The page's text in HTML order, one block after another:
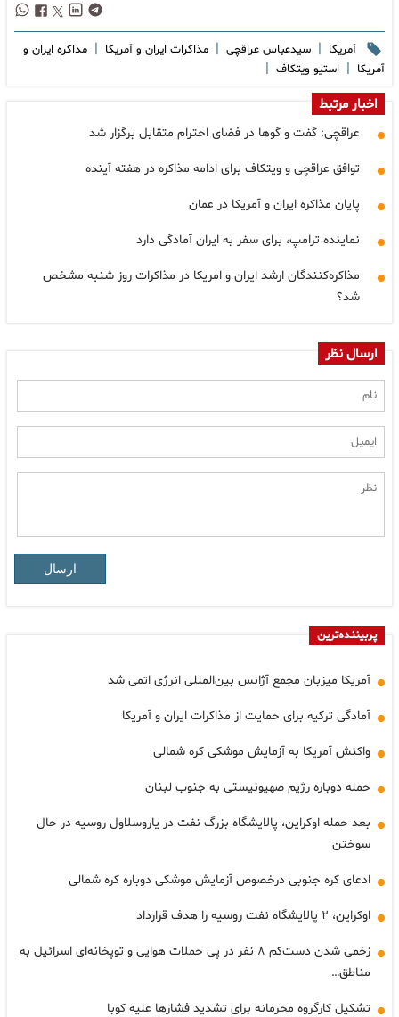
آمریکا | سیدعباس عراقچی | مذاکرات ایران و آمریکا | مذاکره ایران و
آمریکا | استیو ویتکاف |
اخبار مرتبط
عراقچی: گفت و گوها در فضای احترام متقابل برگزار شد
توافق عراقچی و ویتکاف برای ادامه مذاکره در هفته آینده
پایان مذاکره ایران و آمریکا در عمان
نماینده ترامپ، برای سفر به ایران آمادگی دارد
مذاکره‌کنندگان ارشد ایران و امریکا در مذاکرات روز شنبه مشخص
شد؟
ارسال نظر
ارسال
پربیننده‌ترین
آمریکا میزبان مجمع آژانس بین‌المللی انرژی اتمی شد
آمادگی ترکیه برای حمایت از مذاکرات ایران و آمریکا
واکنش آمریکا به آزمایش موشکی کره شمالی
حمله دوباره رژیم صهیونیستی به جنوب لبنان
بعد حمله اوکراین، پالایشگاه بزرگ نفت در یاروسلاول روسیه در حال
سوختن
ادعای کره جنوبی درخصوص آزمایش موشکی دوباره کره شمالی
اوکراین، ۲ پالایشگاه نفت روسیه را هدف قرارداد
زخمی شدن دست‌کم ۸ نفر در پی حملات هوایی و توپخانه‌ای اسرائیل به
مناطق…
تشکیل کارگروه محرمانه برای تشدید فشارها علیه کوبا